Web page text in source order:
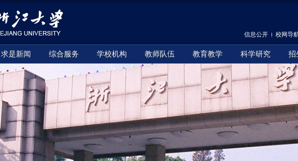
信息公开 校网导
求是新闻 综合服务 学校机构 教师队伍 教育教学 科学研究 招